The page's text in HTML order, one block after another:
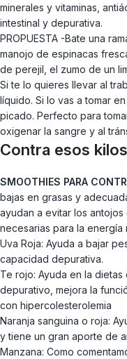
minerales y vitaminas,
intestinal y depurativa.
PROPUESTA -Bate una
manojo de espinacas
de perejil, el zumo de un
Si te lo quieres llevar al
líquido. Si lo vas a tomar
picado. Perfecto para
oxigenar la sangre y al
Contra esos
SMOOTHIES PARA
bajas en grasas y
ayudan a evitar los
necesarias para la energía
Uva Roja: Ayuda a bajar
capacidad depurativa.
Te rojo: Ayuda en la
depurativo, mejora la
con hipercolesterolemia
Naranja sanguina o roja:
y tiene un gran aporte de
Manzana: Como